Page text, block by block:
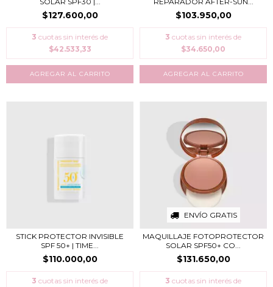
$127.600,00
3 cuotas sin interés de
$42.533,33
$103.950,00
3 cuotas sin interés de
$34.650,00
STICK PROTECTOR INVISIBLE
SPF 50+ | TIME...
$110.000,00
3 cuotas sin interés de
ENVÍO GRATIS
MAQUILLAJE FOTOPROTECTOR
SOLAR SPF50+ CO...
$131.650,00
3 cuotas sin interés de